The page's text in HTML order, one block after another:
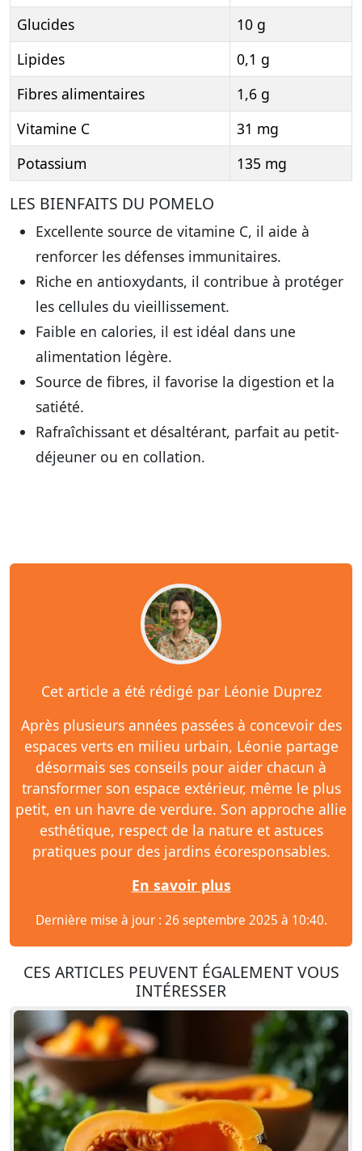
Glucides
10 g
Lipides
0,1 g
Fibres alimentaires
1,6 g
Vitamine C
31 mg
Potassium
135 mg
LES BIENFAITS DU POMELO
Excellente source de vitamine C, il aide à
renforcer les défenses immunitaires.
Riche en antioxydants, il contribue à protéger
les cellules du vieillissement.
Faible en calories, il est idéal dans une
alimentation légère.
Source de fibres, il favorise la digestion et la
satiété.
Rafraîchissant et désaltérant, parfait au petit-
déjeuner ou en collation.
Cet article a été rédigé par Léonie Duprez
Après plusieurs années passées à concevoir des
espaces verts en milieu urbain, Léonie partage
désormais ses conseils pour aider chacun à
transformer son espace extérieur, même le plus
petit, en un havre de verdure. Son approche allie
esthétique, respect de la nature et astuces
pratiques pour des jardins écoresponsables.
En savoir plus
Dernière mise à jour : 26 septembre 2025 à 10:40.
CES ARTICLES PEUVENT ÉGALEMENT VOUS
INTÉRESSER